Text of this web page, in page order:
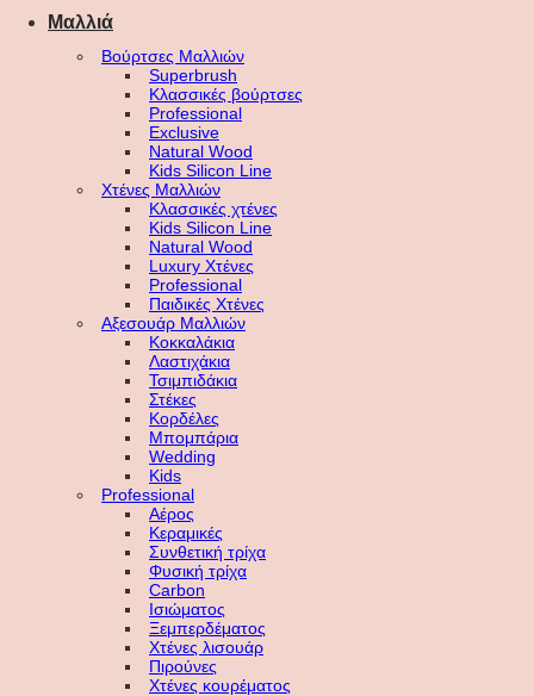
Μαλλιά
Βούρτσες Μαλλιών
Superbrush
Κλασσικές βούρτσες
Professional
Exclusive
Natural Wood
Kids Silicon Line
Χτένες Μαλλιών
Κλασσικές χτένες
Kids Silicon Line
Natural Wood
Luxury Χτένες
Professional
Παιδικές Χτένες
Αξεσουάρ Μαλλιών
Κοκκαλάκια
Λαστιχάκια
Τσιμπιδάκια
Στέκες
Κορδέλες
Μπομπάρια
Wedding
Kids
Professional
Αέρος
Κεραμικές
Συνθετική τρίχα
Φυσική τρίχα
Carbon
Ισιώματος
Ξεμπερδέματος
Χτένες λισουάρ
Πιρούνες
Χτένες κουρέματος